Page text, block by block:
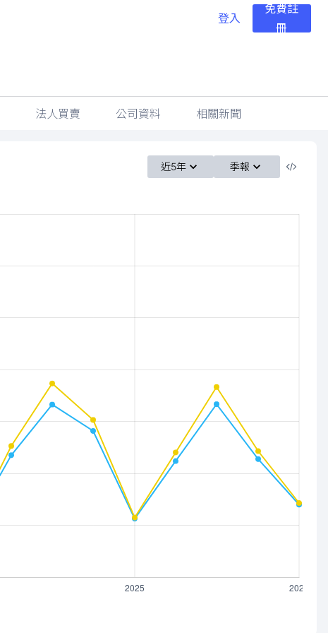
登入
免費註
冊
法人買賣 公司資料 相關新聞
近5年 季報